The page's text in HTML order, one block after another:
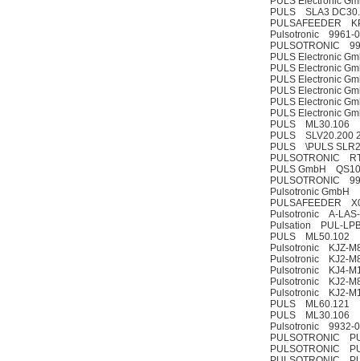
PULS SLA3
PULSAFEEDER
Pulsotronic 9961-
PULSOTRONIC
PULS Electronic
PULS Electronic
PULS Electronic
PULS Electronic
PULS Electronic
PULS Electronic
PULS ML30.106
PULS SLV20.200
PULS \PULS
PULSOTRONIC
PULS GmbH
PULSOTRONIC
Pulsotronic GmbH
PULSAFEEDER
Pulsotronic A-
Pulsation PUL-
PULS ML50.102
Pulsotronic KJZ-
Pulsotronic KJ2-
Pulsotronic KJ4-
Pulsotronic KJ2-
Pulsotronic KJ2-
PULS ML60.121
PULS ML30.106
Pulsotronic 9932-
PULSOTRONIC
PULSOTRONIC